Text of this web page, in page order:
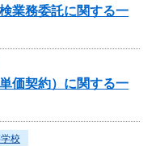
業務委託に関する一
価契約）に関する一
校